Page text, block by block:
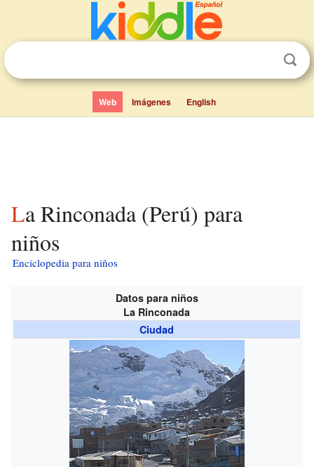
Web Imágenes English
La Rinconada (Perú) para
niños
Enciclopedia para niños
Datos para niños
La Rinconada
Ciudad